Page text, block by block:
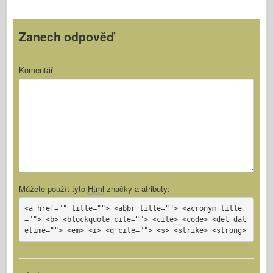
Zanech odpověď
Komentář
Můžete použít tyto Html značky a atributy:
<a href="" title=""> <abbr title=""> <acronym title
=""> <b> <blockquote cite=""> <cite> <code> <del dat
etime=""> <em> <i> <q cite=""> <s> <strike> <strong>